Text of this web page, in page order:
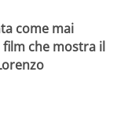
come mai
che mostra il